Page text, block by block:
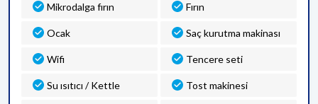
Mikrodalga fırın Fırın
Ocak Saç kurutma makinası
Wifi Tencere seti
Su ısıtıcı / Kettle Tost makinesi